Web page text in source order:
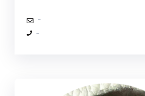
-
-